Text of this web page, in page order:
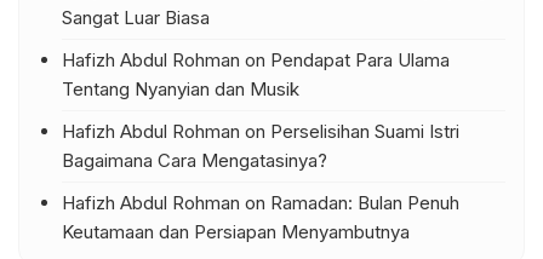
Sangat Luar Biasa
Hafizh Abdul Rohman on Pendapat Para Ulama
Tentang Nyanyian dan Musik
Hafizh Abdul Rohman on Perselisihan Suami Istri
Bagaimana Cara Mengatasinya?
Hafizh Abdul Rohman on Ramadan: Bulan Penuh
Keutamaan dan Persiapan Menyambutnya